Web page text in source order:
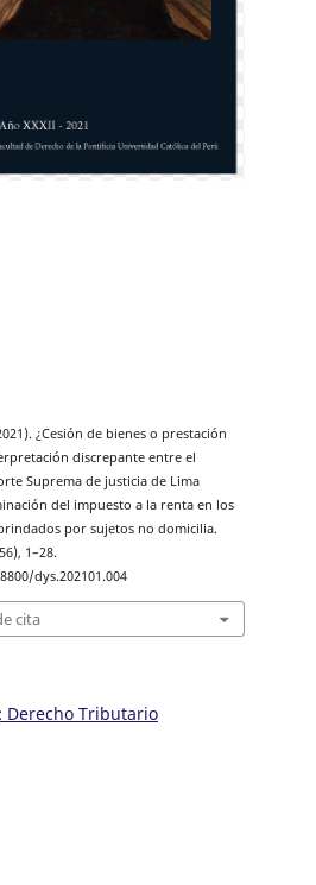
¿Cesión de bienes o prestación
discrepante entre el
Suprema de justicia de Lima
del impuesto a la renta en los
por sujetos no domicilia.
1–28.
dys.202101.004
cita
Derecho Tributario